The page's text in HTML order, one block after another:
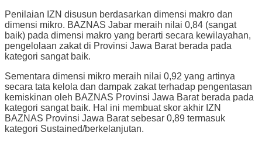
Penilaian IZN disusun berdasarkan dimensi makro dan
dimensi mikro. BAZNAS Jabar meraih nilai 0,84 (sangat
baik) pada dimensi makro yang berarti secara kewilayahan,
pengelolaan zakat di Provinsi Jawa Barat berada pada
kategori sangat baik.
Sementara dimensi mikro meraih nilai 0,92 yang artinya
secara tata kelola dan dampak zakat terhadap pengentasan
kemiskinan oleh BAZNAS Provinsi Jawa Barat berada pada
kategori sangat baik. Hal ini membuat skor akhir IZN
BAZNAS Provinsi Jawa Barat sebesar 0,89 termasuk
kategori Sustained/berkelanjutan.